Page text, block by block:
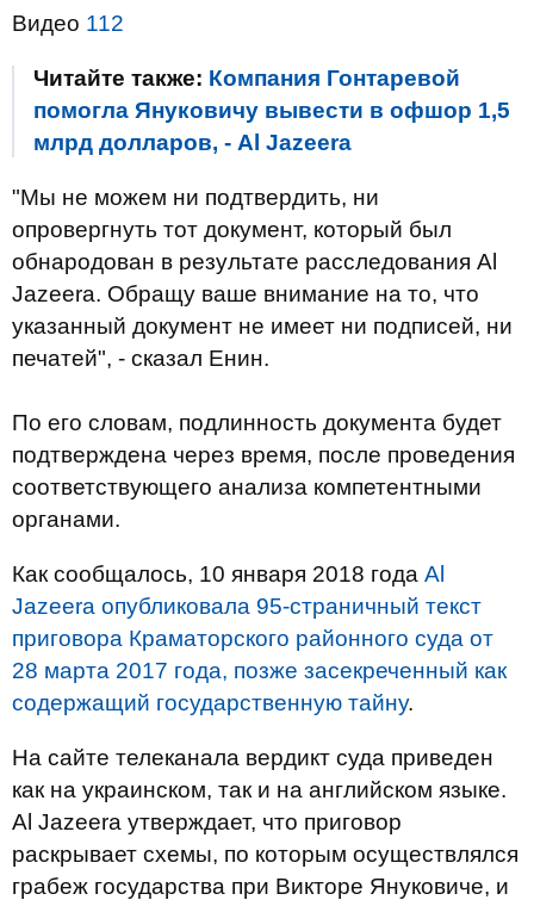
Видео 112
Читайте также: Компания Гонтаревой
помогла Януковичу вывести в офшор 1,5
млрд долларов, - Al Jazeera
"Мы не можем ни подтвердить, ни
опровергнуть тот документ, который был
обнародован в результате расследования Al
Jazeera. Обращу ваше внимание на то, что
указанный документ не имеет ни подписей, ни
печатей", - сказал Енин.
По его словам, подлинность документа будет
подтверждена через время, после проведения
соответствующего анализа компетентными
органами.
Как сообщалось, 10 января 2018 года Al
Jazeera опубликовала 95-страничный текст
приговора Краматорского районного суда от
28 марта 2017 года, позже засекреченный как
содержащий государственную тайну.
На сайте телеканала вердикт суда приведен
как на украинском, так и на английском языке.
Al Jazeera утверждает, что приговор
раскрывает схемы, по которым осуществлялся
грабеж государства при Викторе Януковиче, и